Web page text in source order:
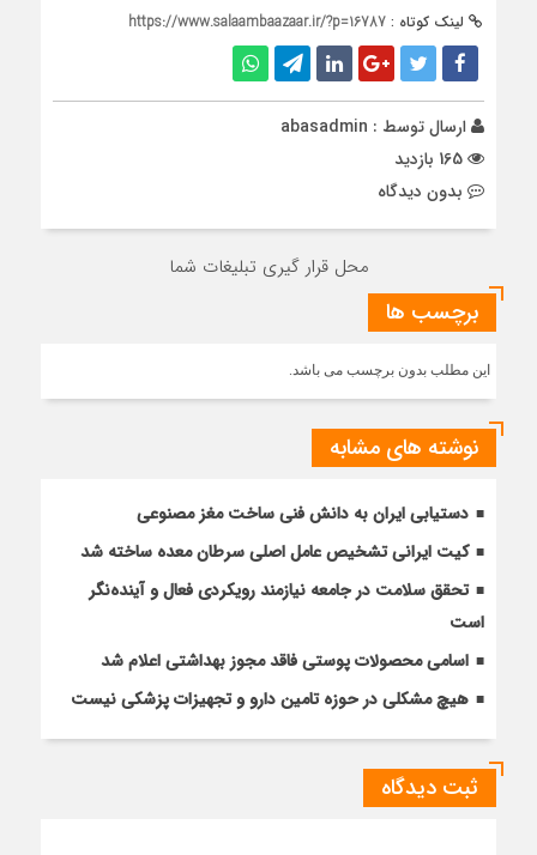
لینک کوتاه : https://www.salaambaazaar.ir/?p=16787
ارسال توسط : abasadmin
بدون دیدگاه
محل قرار گیری تبلیغات شما
برچسب ها
این مطلب بدون برچسب می باشد.
نوشته های مشابه
دستیابی ایران به دانش فنی ساخت مغز مصنوعی
کیت ایرانی تشخیص عامل اصلی سرطان معده ساخته شد
تحقق سلامت در جامعه نیازمند رویکردی فعال و آینده‌نگر
است
اسامی محصولات پوستی فاقد مجوز بهداشتی اعلام شد
هیچ مشکلی در حوزه تامین دارو و تجهیزات پزشکی نیست
ثبت دیدگاه